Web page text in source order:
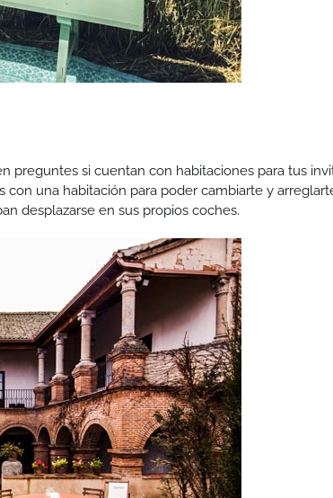
preguntes si cuentan con habitaciones para tus
una habitación para poder cambiarte y
desplazarse en sus propios coches.